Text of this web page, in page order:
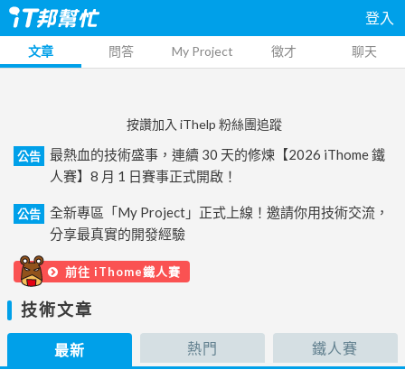
登入
文章 問答 My Project 徵才 聊天
按讚加入 iThelp 粉絲團追蹤
公告
最熱血的技術盛事，連續 30 天的修煉【2026 iThome 鐵
人賽】8 月 1 日賽事正式開啟！
公告
全新專區「My Project」正式上線！邀請你用技術交流，
分享最真實的開發經驗
前往 iThome鐵人賽
技術文章
最新 熱門 鐵人賽